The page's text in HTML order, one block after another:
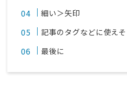
細い＞矢印
記事のタグなどに使え
最後に